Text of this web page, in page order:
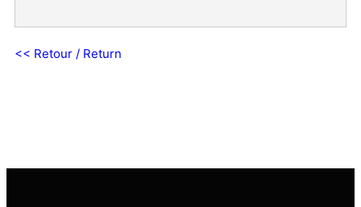
<< Retour / Return